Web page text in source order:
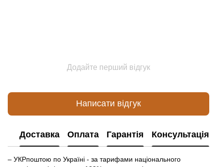
Додайте перший відгук
Написати відгук
Доставка Оплата Гарантія Консультація
– УКРпоштою по Україні - за тарифами національного